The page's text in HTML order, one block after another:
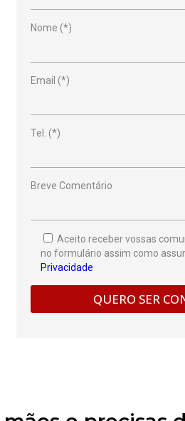
Nome (*)
Email (*)
Tel. (*)
Breve Comentário
Aceito receber vossas
no formulário assim como
Privacidade